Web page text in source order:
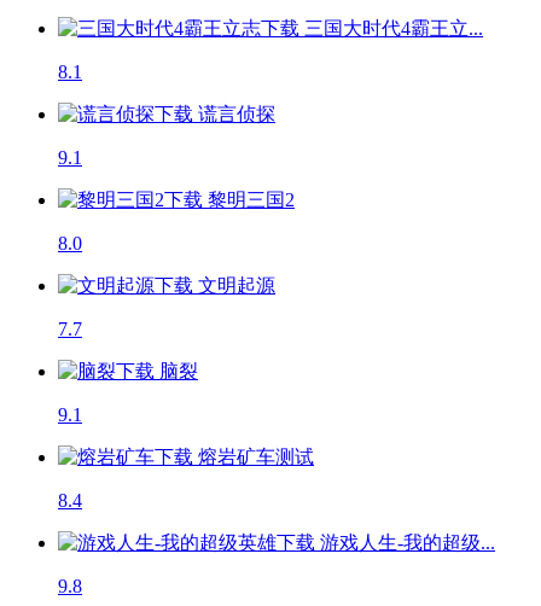
三国大时代4霸王立...
8.1
谎言侦探
9.1
黎明三国2
8.0
文明起源
7.7
脑裂
9.1
熔岩矿车测试
8.4
游戏人生-我的超级...
9.8